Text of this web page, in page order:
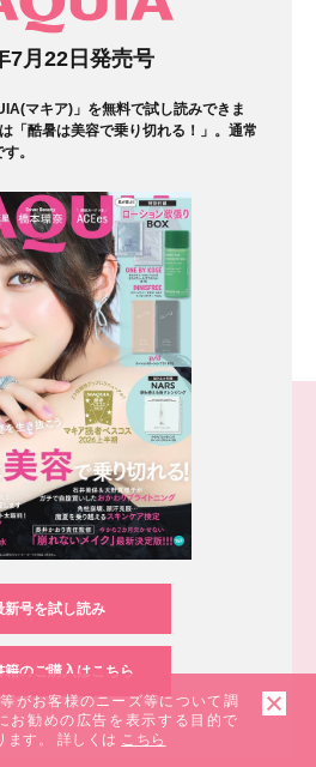
7月22日発売号
マキア)」を無料で試し読みできま
「酷暑は美容で乗り切れる！」。通常
。
新号を試し読み
籍のご購入はこちら
がお客様のニーズ等について調
お勧めの広告を表示する目的で
ます。 詳しくは こちら